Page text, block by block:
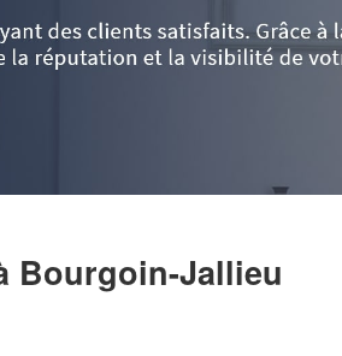
Bourgoin-Jallieu